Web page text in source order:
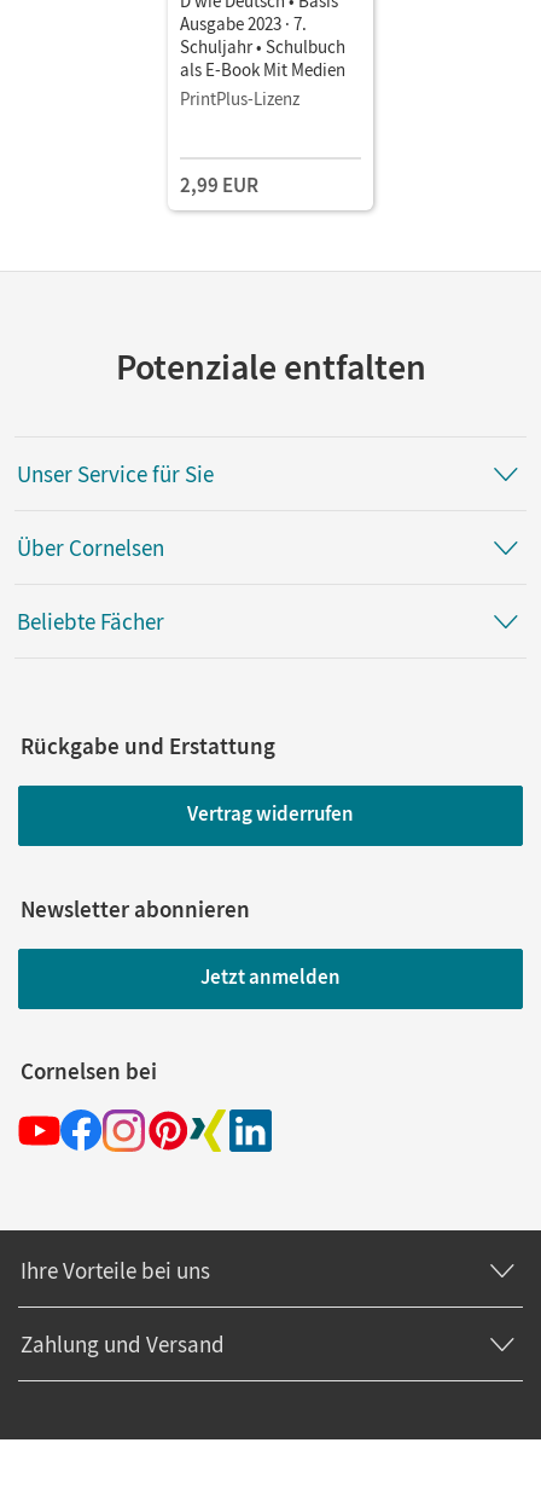
Ausgabe 2023 · 7.
Schuljahr • Schulbuch
als E-Book Mit Medien
PrintPlus-Lizenz
2,99 EUR
Potenziale entfalten
Unser Service für Sie
Über Cornelsen
Beliebte Fächer
Rückgabe und Erstattung
Vertrag widerrufen
Newsletter abonnieren
Jetzt anmelden
Cornelsen bei
Ihre Vorteile bei uns
Zahlung und Versand